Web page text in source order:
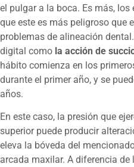
el pulgar a la boca. Es más,
que este es más peligroso que
problemas de alineación
digital como la acción de
hábito comienza en los
durante el primer año, y se
años.
En este caso, la presión que
superior puede producir
eleva la bóveda del
arcada maxilar. A diferencia de